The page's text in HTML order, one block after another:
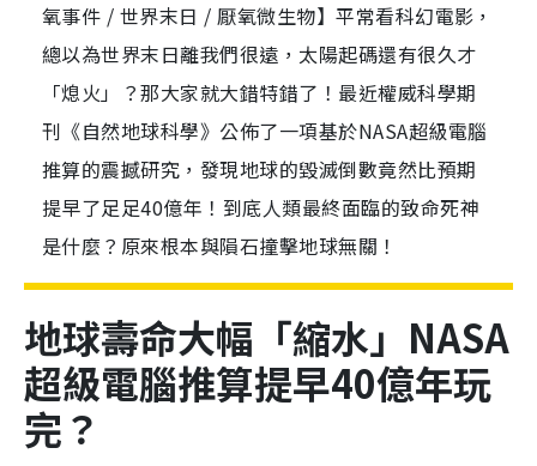
氧事件 / 世界末日 / 厭氧微生物】平常看科幻電影，
總以為世界末日離我們很遠，太陽起碼還有很久才
「熄火」？那大家就大錯特錯了！最近權威科學期
刊《自然地球科學》公佈了一項基於NASA超級電腦
推算的震撼研究，發現地球的毀滅倒數竟然比預期
提早了足足40億年！到底人類最終面臨的致命死神
是什麼？原來根本與隕石撞擊地球無關！
地球壽命大幅「縮水」NASA
超級電腦推算提早40億年玩
完？